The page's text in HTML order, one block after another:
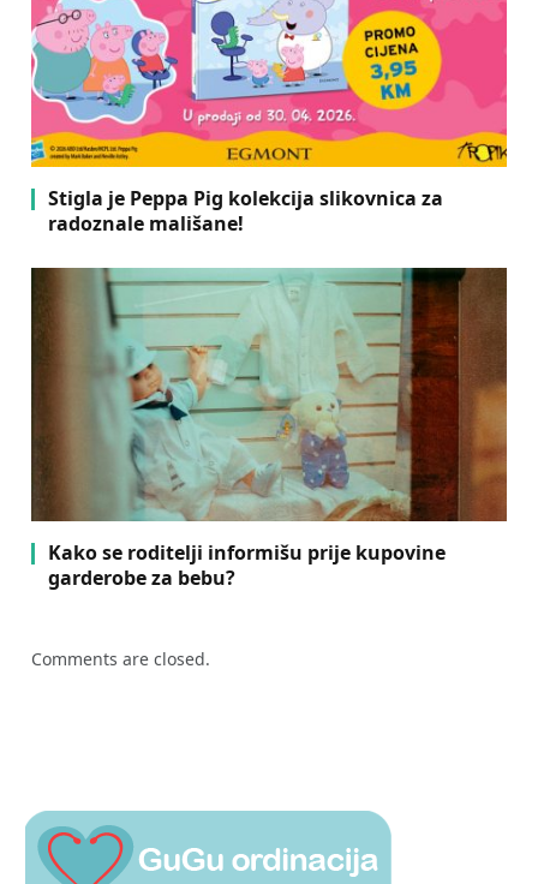
Stigla je Peppa Pig kolekcija slikovnica za
radoznale mališane!
Kako se roditelji informišu prije kupovine
garderobe za bebu?
Comments are closed.